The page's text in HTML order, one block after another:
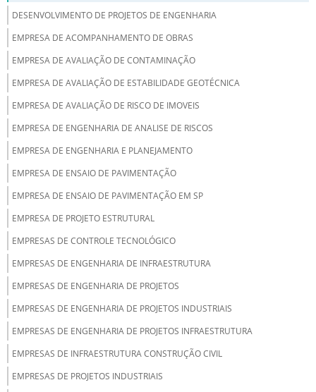
DESENVOLVIMENTO DE PROJETOS DE ENGENHARIA
EMPRESA DE ACOMPANHAMENTO DE OBRAS
EMPRESA DE AVALIAÇÃO DE CONTAMINAÇÃO
EMPRESA DE AVALIAÇÃO DE ESTABILIDADE GEOTÉCNICA
EMPRESA DE AVALIAÇÃO DE RISCO DE IMOVEIS
EMPRESA DE ENGENHARIA DE ANALISE DE RISCOS
EMPRESA DE ENGENHARIA E PLANEJAMENTO
EMPRESA DE ENSAIO DE PAVIMENTAÇÃO
EMPRESA DE ENSAIO DE PAVIMENTAÇÃO EM SP
EMPRESA DE PROJETO ESTRUTURAL
EMPRESAS DE CONTROLE TECNOLÓGICO
EMPRESAS DE ENGENHARIA DE INFRAESTRUTURA
EMPRESAS DE ENGENHARIA DE PROJETOS
EMPRESAS DE ENGENHARIA DE PROJETOS INDUSTRIAIS
EMPRESAS DE ENGENHARIA DE PROJETOS INFRAESTRUTURA
EMPRESAS DE INFRAESTRUTURA CONSTRUÇÃO CIVIL
EMPRESAS DE PROJETOS INDUSTRIAIS